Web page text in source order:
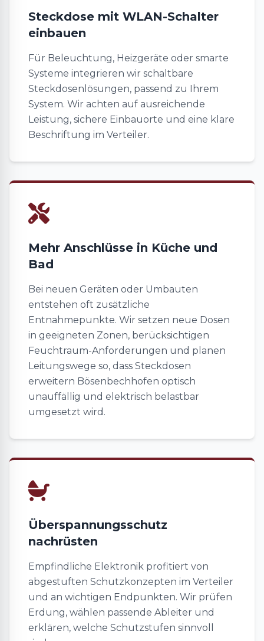
Steckdose mit WLAN-Schalter
einbauen
Für Beleuchtung, Heizgeräte oder smarte
Systeme integrieren wir schaltbare
Steckdosenlösungen, passend zu Ihrem
System. Wir achten auf ausreichende
Leistung, sichere Einbauorte und eine klare
Beschriftung im Verteiler.
Mehr Anschlüsse in Küche und
Bad
Bei neuen Geräten oder Umbauten
entstehen oft zusätzliche
Entnahmepunkte. Wir setzen neue Dosen
in geeigneten Zonen, berücksichtigen
Feuchtraum-Anforderungen und planen
Leitungswege so, dass Steckdosen
erweitern Bösenbechhofen optisch
unauffällig und elektrisch belastbar
umgesetzt wird.
Überspannungsschutz
nachrüsten
Empfindliche Elektronik profitiert von
abgestuften Schutzkonzepten im Verteiler
und an wichtigen Endpunkten. Wir prüfen
Erdung, wählen passende Ableiter und
erklären, welche Schutzstufen sinnvoll